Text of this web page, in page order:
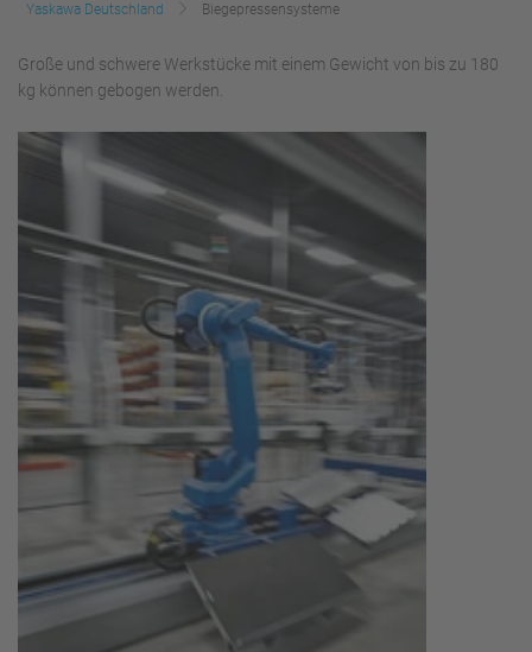
Yaskawa Deutschland Biegepressensysteme
Große und schwere Werkstücke mit einem Gewicht von bis zu 180
kg können gebogen werden.